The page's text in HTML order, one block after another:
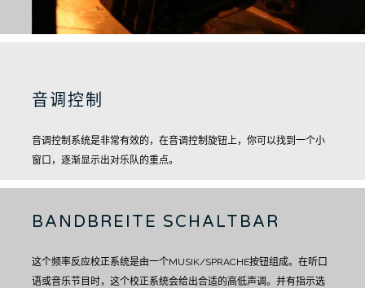
音调控制
音调控制系统是非常有效的，在音调控制旋钮上，你可以找到一个小
窗口，逐渐显示出对乐队的重点。
BANDBREITE SCHALTBAR
这个频率反应校正系统是由一个MUSIK/SPRACHE按钮组成。 在听口
语或音乐节目时，这个校正系统会给出合适的高低声调。并有指示选